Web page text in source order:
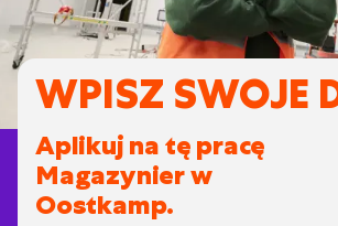
WPISZ SWOJE
Aplikuj na tę pracę
Magazynier w
Oostkamp.